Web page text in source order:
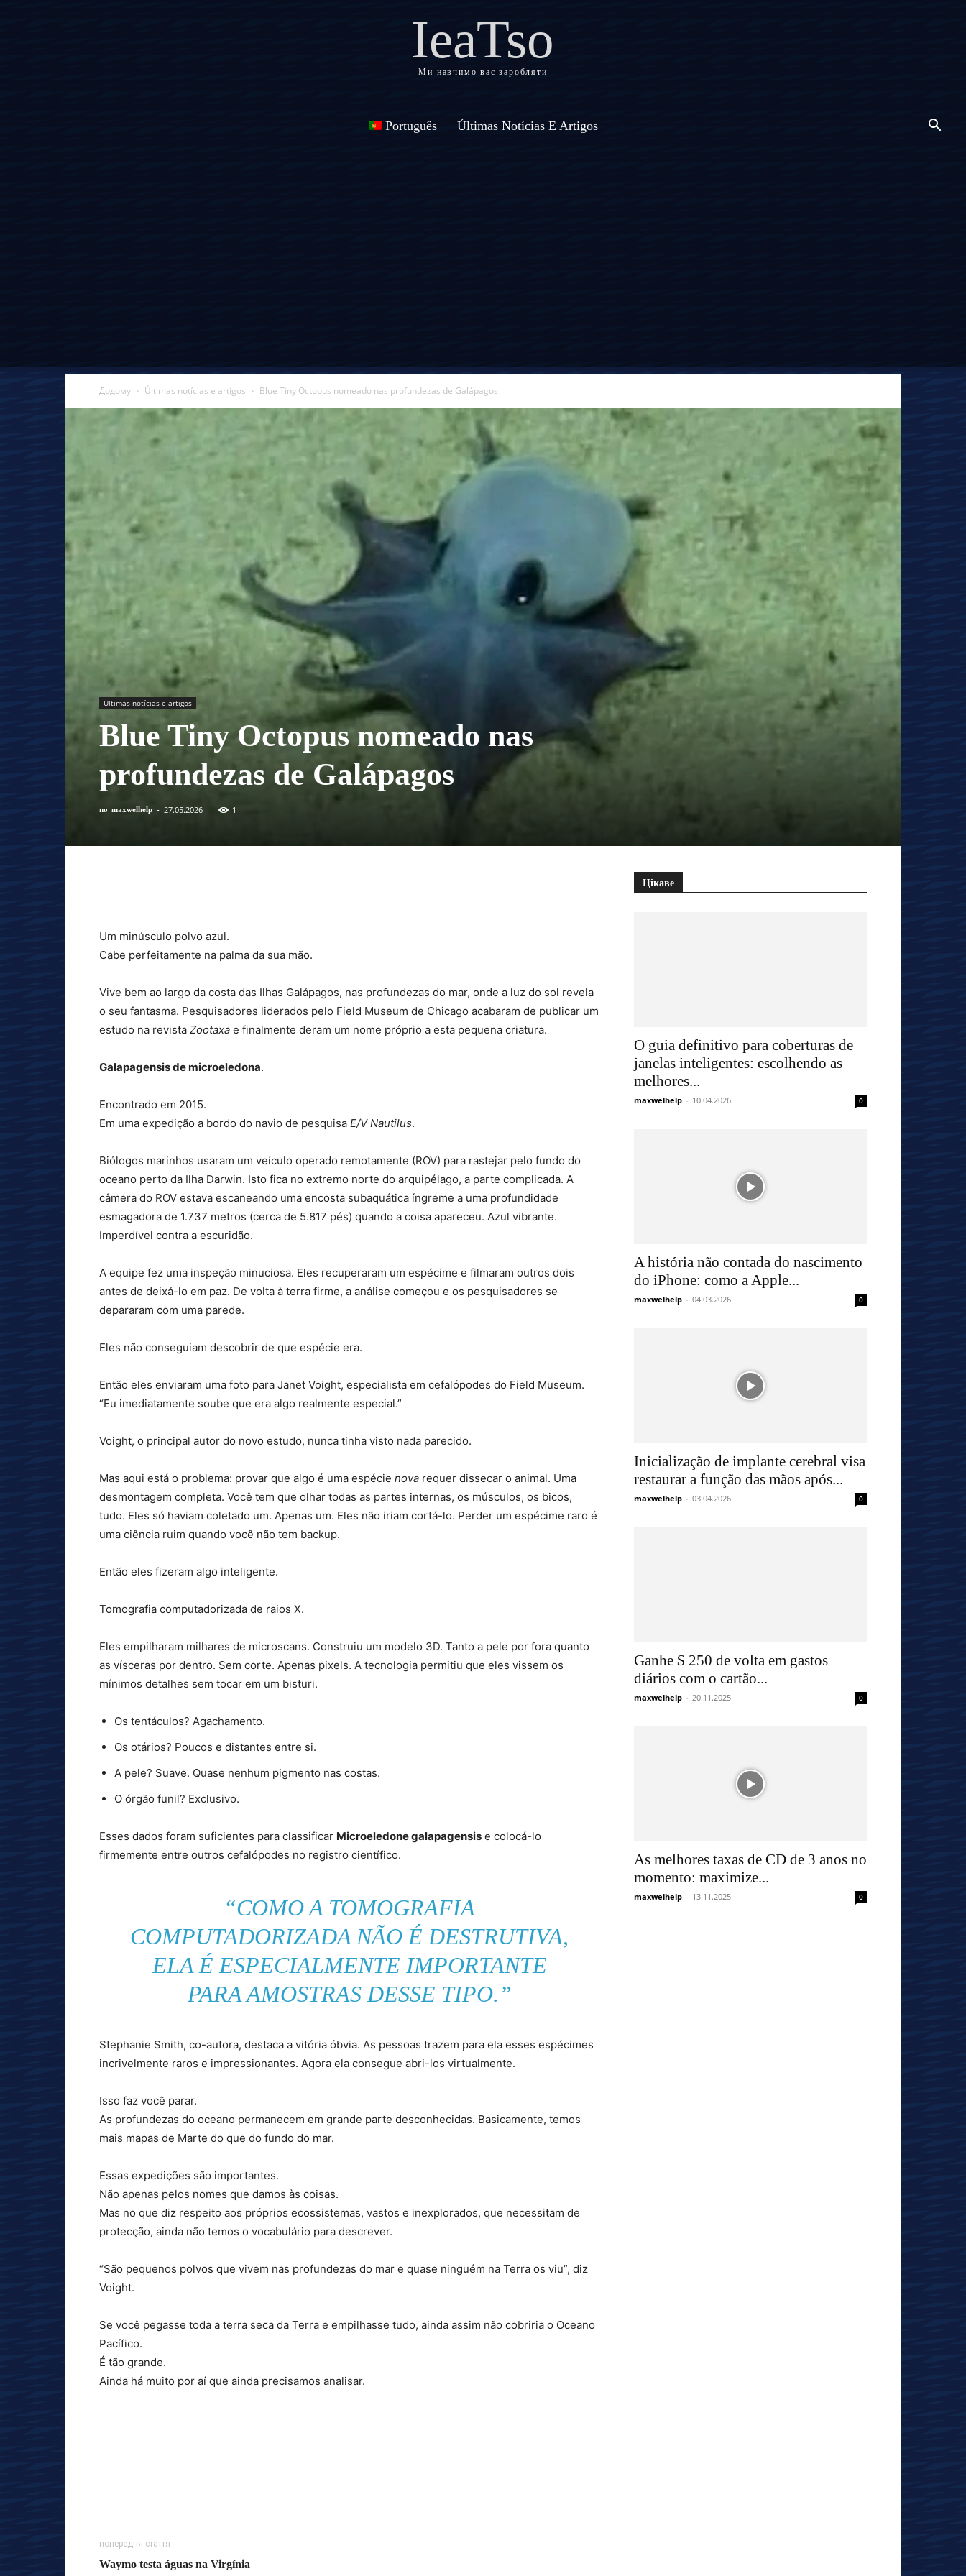
IeaTso
Ми навчимо вас заробляти
Português Últimas Notícias E Artigos
Додому Últimas notícias e artigos Blue Tiny Octopus nomeado nas profundezas de Galápagos
Últimas notícias e artigos
Blue Tiny Octopus nomeado nas
profundezas de Galápagos
по maxwelhelp - 27.05.2026 1
Um minúsculo polvo azul.
Cabe perfeitamente na palma da sua mão.
Vive bem ao largo da costa das Ilhas Galápagos, nas profundezas do mar, onde a luz do sol revela
o seu fantasma. Pesquisadores liderados pelo Field Museum de Chicago acabaram de publicar um
estudo na revista Zootaxa e finalmente deram um nome próprio a esta pequena criatura.
Galapagensis de microeledona.
Encontrado em 2015.
Em uma expedição a bordo do navio de pesquisa E/V Nautilus.
Biólogos marinhos usaram um veículo operado remotamente (ROV) para rastejar pelo fundo do
oceano perto da Ilha Darwin. Isto fica no extremo norte do arquipélago, a parte complicada. A
câmera do ROV estava escaneando uma encosta subaquática íngreme a uma profundidade
esmagadora de 1.737 metros (cerca de 5.817 pés) quando a coisa apareceu. Azul vibrante.
Imperdível contra a escuridão.
A equipe fez uma inspeção minuciosa. Eles recuperaram um espécime e filmaram outros dois
antes de deixá-lo em paz. De volta à terra firme, a análise começou e os pesquisadores se
depararam com uma parede.
Eles não conseguiam descobrir de que espécie era.
Então eles enviaram uma foto para Janet Voight, especialista em cefalópodes do Field Museum.
“Eu imediatamente soube que era algo realmente especial.”
Voight, o principal autor do novo estudo, nunca tinha visto nada parecido.
Mas aqui está o problema: provar que algo é uma espécie nova requer dissecar o animal. Uma
desmontagem completa. Você tem que olhar todas as partes internas, os músculos, os bicos,
tudo. Eles só haviam coletado um. Apenas um. Eles não iriam cortá-lo. Perder um espécime raro é
uma ciência ruim quando você não tem backup.
Então eles fizeram algo inteligente.
Tomografia computadorizada de raios X.
Eles empilharam milhares de microscans. Construiu um modelo 3D. Tanto a pele por fora quanto
as vísceras por dentro. Sem corte. Apenas pixels. A tecnologia permitiu que eles vissem os
mínimos detalhes sem tocar em um bisturi.
Os tentáculos? Agachamento.
Os otários? Poucos e distantes entre si.
A pele? Suave. Quase nenhum pigmento nas costas.
O órgão funil? Exclusivo.
Esses dados foram suficientes para classificar Microeledone galapagensis e colocá-lo
firmemente entre outros cefalópodes no registro científico.
“COMO A TOMOGRAFIA
COMPUTADORIZADA NÃO É DESTRUTIVA,
ELA É ESPECIALMENTE IMPORTANTE
PARA AMOSTRAS DESSE TIPO.”
Stephanie Smith, co-autora, destaca a vitória óbvia. As pessoas trazem para ela esses espécimes
incrivelmente raros e impressionantes. Agora ela consegue abri-los virtualmente.
Isso faz você parar.
As profundezas do oceano permanecem em grande parte desconhecidas. Basicamente, temos
mais mapas de Marte do que do fundo do mar.
Essas expedições são importantes.
Não apenas pelos nomes que damos às coisas.
Mas no que diz respeito aos próprios ecossistemas, vastos e inexplorados, que necessitam de
protecção, ainda não temos o vocabulário para descrever.
“São pequenos polvos que vivem nas profundezas do mar e quase ninguém na Terra os viu”, diz
Voight.
Se você pegasse toda a terra seca da Terra e empilhasse tudo, ainda assim não cobriria o Oceano
Pacífico.
É tão grande.
Ainda há muito por aí que ainda precisamos analisar.
попередня стаття
Waymo testa águas na Virgínia
Цікаве
O guia definitivo para coberturas de
janelas inteligentes: escolhendo as
melhores...
maxwelhelp - 10.04.2026 0
A história não contada do nascimento
do iPhone: como a Apple...
maxwelhelp - 04.03.2026 0
Inicialização de implante cerebral visa
restaurar a função das mãos após...
maxwelhelp - 03.04.2026 0
Ganhe $ 250 de volta em gastos
diários com o cartão...
maxwelhelp - 20.11.2025 0
As melhores taxas de CD de 3 anos no
momento: maximize...
maxwelhelp - 13.11.2025 0